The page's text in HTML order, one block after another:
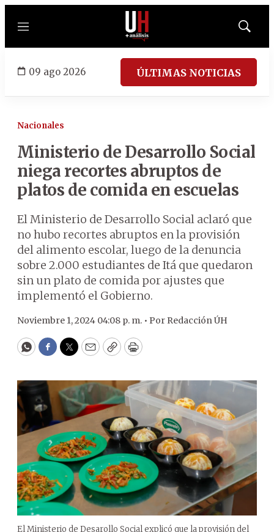
Menú
Mostrar
09 ago 2026 ÚLTIMAS NOTICIAS
Nacionales
Ministerio de Desarrollo Social
niega recortes abruptos de
platos de comida en escuelas
El Ministerio de Desarrollo Social aclaró que
no hubo recortes abruptos en la provisión
del alimento escolar, luego de la denuncia
sobre 2.000 estudiantes de Itá que quedaron
sin un plato de comida por ajustes que
implementó el Gobierno.
Noviembre 1, 2024 04:08 p. m. • Por Redacción ÚH
WhatsApp
Facebook
Twitter
EmailCopyPrint
El Ministerio de Desarollo Social explicó que la provisión del